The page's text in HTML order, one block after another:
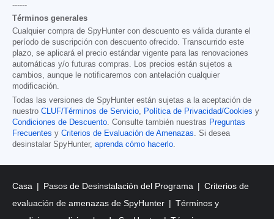
------
Términos generales
Cualquier compra de SpyHunter con descuento es válida durante el
período de suscripción con descuento ofrecido. Transcurrido este
plazo, se aplicará el precio estándar vigente para las renovaciones
automáticas y/o futuras compras. Los precios están sujetos a
cambios, aunque le notificaremos con antelación cualquier
modificación.
Todas las versiones de SpyHunter están sujetas a la aceptación de
nuestro CLUF/Términos de Servicio, Política de Privacidad/Cookies y
Condiciones de Descuento. Consulte también nuestras Preguntas
Frecuentes y Criterios de Evaluación de Amenazas. Si desea
desinstalar SpyHunter, aprenda cómo hacerlo.
Casa Pasos de Desinstalación del Programa
Criterios de
evaluación de amenazas de SpyHunter
Términos y